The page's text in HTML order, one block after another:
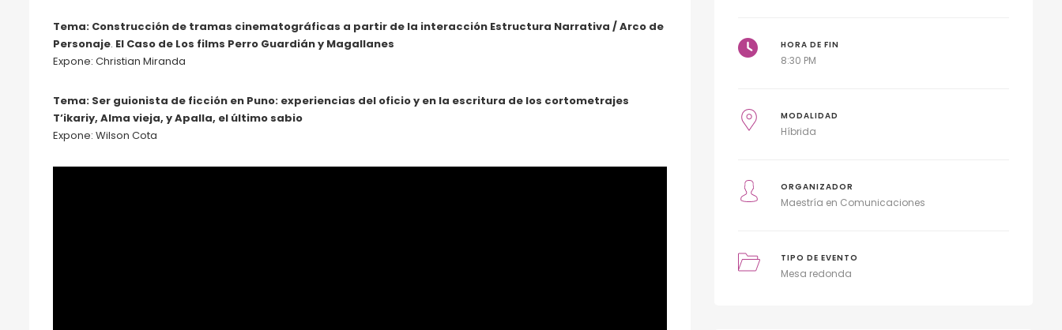
Tema: Construcción de tramas cinematográficas a partir de la interacción Estructura Narrativa / Arco de
Personaje. El Caso de Los films Perro Guardián y Magallanes
Expone: Christian Miranda
Tema: Ser guionista de ficción en Puno: experiencias del oficio y en la escritura de los cortometrajes
T’ikariy, Alma vieja, y Apalla, el último sabio
Expone: Wilson Cota
HORA DE FIN
8:30 PM
MODALIDAD
Híbrida
ORGANIZADOR
Maestría en Comunicaciones
TIPO DE EVENTO
Mesa redonda